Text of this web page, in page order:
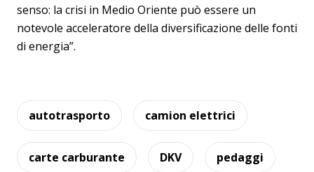
senso: la crisi in Medio Oriente può essere un
notevole acceleratore della diversificazione delle fonti
di energia”.
autotrasporto camion elettrici
carte carburante DKV pedaggi